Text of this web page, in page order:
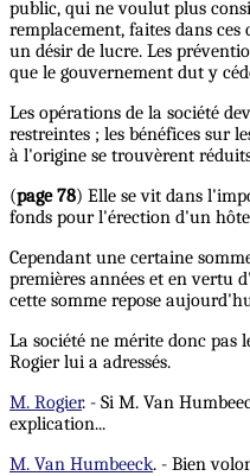
public, qui ne voulut plus
remplacement, faites dans
un désir de lucre. Les
que le gouvernement dut y
Les opérations de la société
restreintes ; les bénéfices sur
à l'origine se trouvèrent
(page 78) Elle se vit dans
fonds pour l'érection d'un
Cependant une certaine
premières années et en vertu
cette somme repose
La société ne mérite donc pas
Rogier lui a adressés.
M. Rogier. - Si M. Van
explication...
M. Van Humbeeck. - Bien